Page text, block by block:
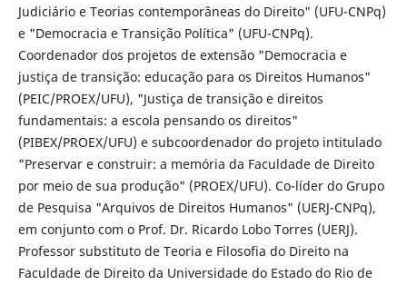
Judiciário e Teorias contemporâneas do Direito" (UFU-CNPq)
e "Democracia e Transição Política" (UFU-CNPq).
Coordenador dos projetos de extensão "Democracia e
justiça de transição: educação para os Direitos Humanos"
(PEIC/PROEX/UFU), "Justiça de transição e direitos
fundamentais: a escola pensando os direitos"
(PIBEX/PROEX/UFU) e subcoordenador do projeto intitulado
"Preservar e construir: a memória da Faculdade de Direito
por meio de sua produção" (PROEX/UFU). Co-líder do Grupo
de Pesquisa "Arquivos de Direitos Humanos" (UERJ-CNPq),
em conjunto com o Prof. Dr. Ricardo Lobo Torres (UERJ).
Professor substituto de Teoria e Filosofia do Direito na
Faculdade de Direito da Universidade do Estado do Rio de